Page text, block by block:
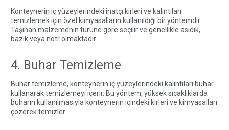
Konteynerin iç yüzeylerindeki inatçı kirleri ve kalıntıları
temizlemek için özel kimyasalların kullanıldığı bir yöntemdir.
Taşınan malzemenin türüne göre seçilir ve genellikle asidik,
bazik veya nötr olmaktadır.
4. Buhar Temizleme
Buhar temizleme, konteynerin iç yüzeylerindeki kalıntıları buhar
kullanarak temizlemeyi içerir. Bu yöntem, yüksek sıcaklıklarda
buharın kullanılmasıyla konteynerin içindeki kirleri ve kimyasalları
çözerek temizler.